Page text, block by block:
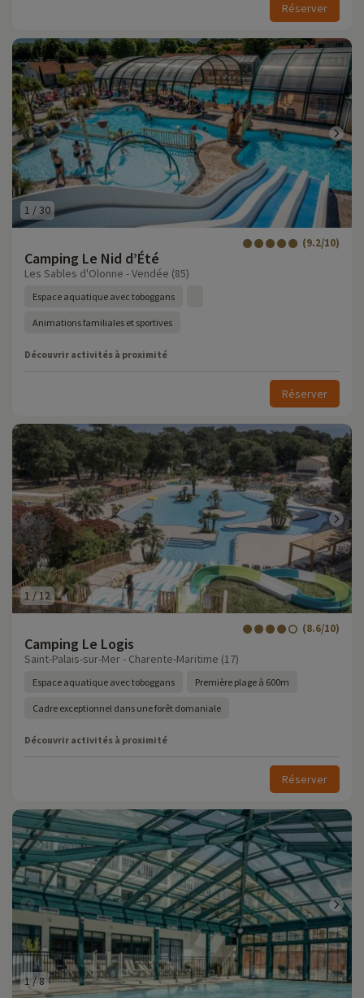
Réserver
1 /30
Camping Le Nid d’Été
(9.2/10)
Les Sables d'Olonne - Vendée (85)
Espace aquatique avec toboggans
Animations familiales et sportives
Découvrir activités à proximité
Réserver
1 /12
Camping Le Logis
(8.6/10)
Saint-Palais-sur-Mer - Charente-Maritime (17)
Espace aquatique avec toboggans Première plage à 600m
Cadre exceptionnel dans une forêt domaniale
Découvrir activités à proximité
Réserver
1/8